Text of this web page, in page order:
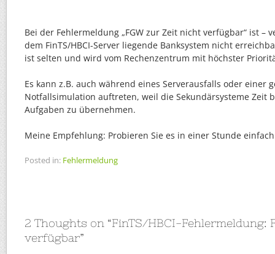
Bei der Fehlermeldung „FGW zur Zeit nicht verfügbar“ ist –
dem FinTS/HBCI-Server liegende Banksystem nicht
ist selten und wird vom Rechenzentrum mit höchster
Es kann z.B. auch während eines Serverausfalls oder einer
Notfallsimulation auftreten, weil die Sekundärsysteme Zeit
Aufgaben zu übernehmen.
Meine Empfehlung: Probieren Sie es in einer Stunde
Posted in: Fehlermeldung
2 Thoughts on “FinTS/HBCI-Fehlermeldung:
verfügbar”